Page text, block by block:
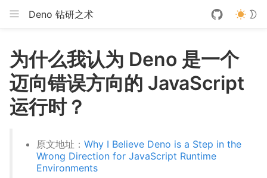
Deno 钻研之术
为什么我认为 Deno 是一个
迈向错误方向的 JavaScript
运行时？
原文地址： Why I Believe Deno is a Step in the
Wrong Direction for JavaScript Runtime
Environments